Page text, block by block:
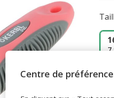
Centre de